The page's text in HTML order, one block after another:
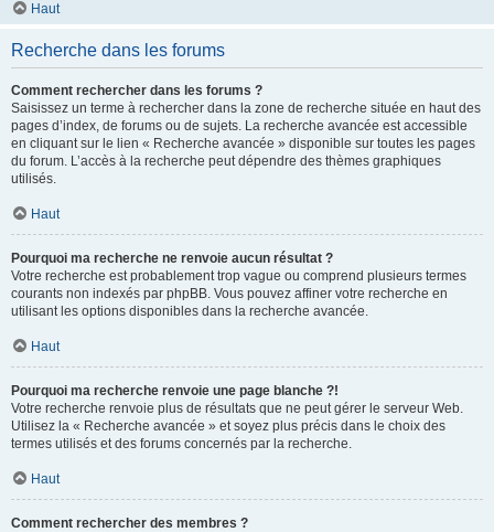
Haut
Recherche dans les forums
Comment rechercher dans les forums ?
Saisissez un terme à rechercher dans la zone de recherche située en haut des
pages d’index, de forums ou de sujets. La recherche avancée est accessible
en cliquant sur le lien « Recherche avancée » disponible sur toutes les pages
du forum. L’accès à la recherche peut dépendre des thèmes graphiques
utilisés.
Haut
Pourquoi ma recherche ne renvoie aucun résultat ?
Votre recherche est probablement trop vague ou comprend plusieurs termes
courants non indexés par phpBB. Vous pouvez affiner votre recherche en
utilisant les options disponibles dans la recherche avancée.
Haut
Pourquoi ma recherche renvoie une page blanche ?!
Votre recherche renvoie plus de résultats que ne peut gérer le serveur Web.
Utilisez la « Recherche avancée » et soyez plus précis dans le choix des
termes utilisés et des forums concernés par la recherche.
Haut
Comment rechercher des membres ?